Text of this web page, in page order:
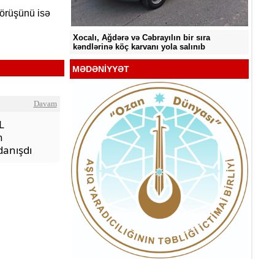
isə
Davam
Sabah 33° isti olacaq
MƏDƏNİYYƏT